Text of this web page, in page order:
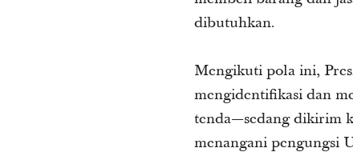
dibutuhkan.
Mengikuti pola ini,
mengidentifikasi dan
tenda—sedang dikirim
menangani pengungsi